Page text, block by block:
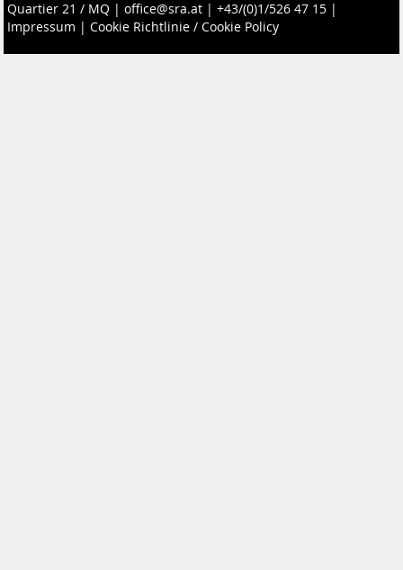
Quartier 21 / MQ | office@sra.at | +43/(0)1/526 47 15 |
Impressum | Cookie Richtlinie / Cookie Policy